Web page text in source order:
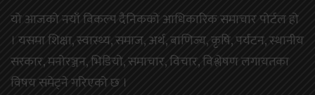
यो आजको नयाँ विकल्प दैनिकको आधिकारिक समाचार पोर्टल हो
। यसमा शिक्षा, स्वास्थ्य, समाज, अर्थ, बाणिज्य, कृषि, पर्यटन, स्थानीय
सरकार, मनोरञ्जन, भिडियो, समाचार, विचार, विश्लेषण लगायतका
विषय समेट्ने गरिएको छ ।